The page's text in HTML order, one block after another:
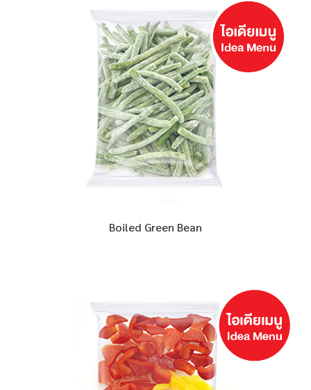
Boiled Green Bean